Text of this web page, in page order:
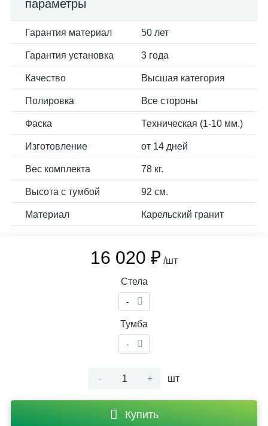
параметры
Гарантия материал 50 лет
Гарантия установка 3 года
Качество Высшая категория
Полировка Все стороны
Фаска Техническая (1-10 мм.)
Изготовление от 14 дней
Вес комплекта 78 кг.
Высота с тумбой 92 см.
Материал Карельский гранит
16 020 ₽ /шт
Стела
-
Тумба
-
- + шт
Купить